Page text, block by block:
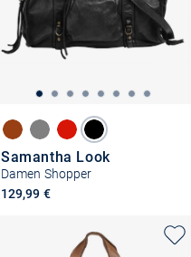
Samantha Look
Damen Shopper
129,99 €